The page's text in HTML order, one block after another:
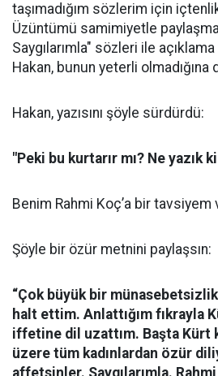
taşımadığım sözlerim için
Üzüntümü samimiyetle
Saygılarımla" sözleri ile açıklama
Hakan, bunun yeterli
Hakan, yazısını şöyle sürdürdü:
"Peki bu kurtarır mı? Ne yazık
Benim Rahmi Koç’a bir tavsiyem
Şöyle bir özür metnini paylaşsın:
“Çok büyük bir
halt ettim. Anlattığım fıkrayla
iffetine dil uzattım. Başta Kürt
üzere tüm kadınlardan özür
affetsinler. Saygılarımla. Rahmi